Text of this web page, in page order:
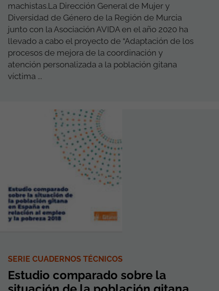
machistas.La Dirección General de Mujer y
Diversidad de Género de la Región de Murcia
junto con la Asociación AVIDA en el año 2020 ha
llevado a cabo el proyecto de “Adaptación de los
procesos de mejora de la coordinación y
atención personalizada a la población gitana
víctima ...
SERIE CUADERNOS TÉCNICOS
Estudio comparado sobre la